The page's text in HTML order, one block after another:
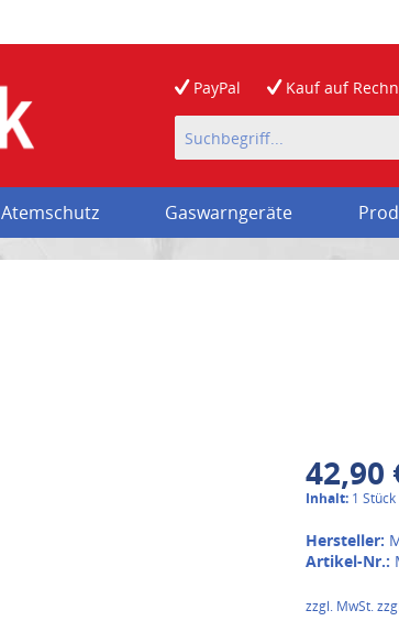
PayPal Kauf auf
Atemschutz Gaswarngeräte
42,90
Inhalt: 1 Stück
Hersteller:
Artikel-Nr.:
zzgl. MwSt.